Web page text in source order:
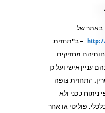
באתר של
– ב"תחזית
מחזיקים
עניין אישי ועל כן
התחזית צופה
ניתוח טכני ולא
פוליטי או אחר